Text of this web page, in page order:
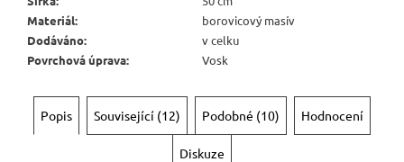
Materiál:
borovicový masív
Dodáváno:
v celku
Povrchová úprava: Vosk
Popis Související (12) Podobné (10) Hodnocení
Diskuze